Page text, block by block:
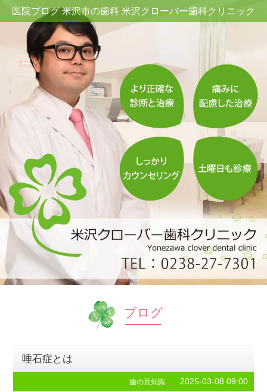
医院ブログ 米沢市の歯科 米沢クローバー歯科クリニック
ブログ
唾石症とは
歯の豆知識 2025-03-08 09:00